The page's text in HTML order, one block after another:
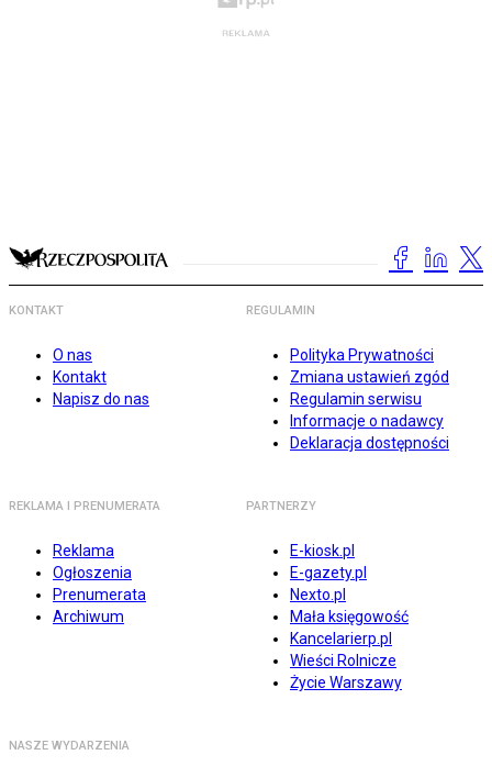
KONTAKT
O nas
Kontakt
Napisz do nas
REGULAMIN
Polityka Prywatności
Zmiana ustawień zgód
Regulamin serwisu
Informacje o nadawcy
Deklaracja dostępności
REKLAMA I PRENUMERATA
Reklama
Ogłoszenia
Prenumerata
Archiwum
PARTNERZY
E-kiosk.pl
E-gazety.pl
Nexto.pl
Mała księgowość
Kancelarierp.pl
Wieści Rolnicze
Życie Warszawy
NASZE WYDARZENIA